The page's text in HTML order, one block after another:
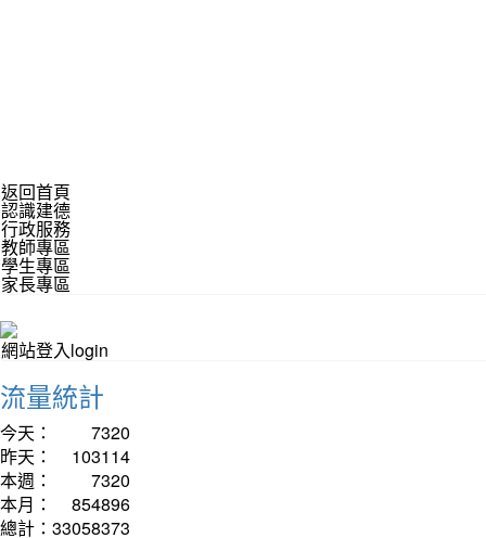
返回首頁
認識建德
行政服務
教師專區
學生專區
家長專區
網站登入login
流量統計
今天：
7320
昨天：
103114
本週：
7320
本月：
854896
總計： 33058373